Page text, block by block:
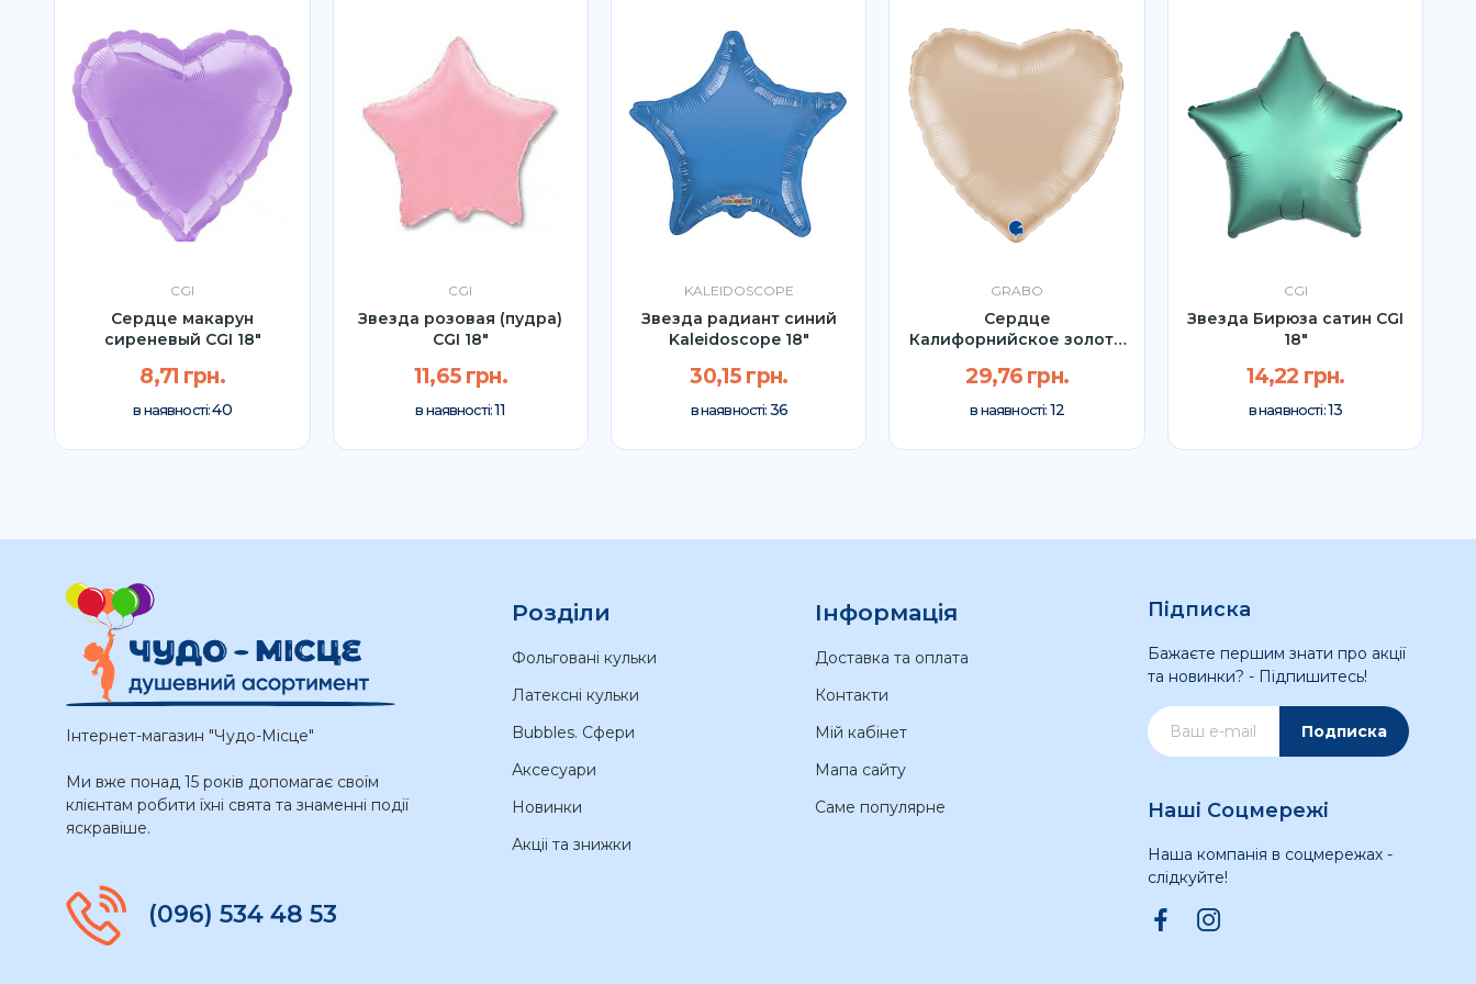
CGI
Сердце макарун
сиреневый CGI 18"
8,71 грн.
в наявності:40
CGI
Звезда розовая (пудра)
CGI 18"
11,65 грн.
в наявності:11
KALEIDOSCOPE
Звезда радиант синий
Kaleidoscope 18"
30,15 грн.
в наявності: 36
GRABO
Сердце
Калифорнийское золото
29,76 грн.
в наявності: 12
CGI
Звезда Бирюза сатин CGI
18"
14,22 грн.
в наявності:13
Інтернет-магазин "Чудо-Місце"
Ми вже понад 15 років допомагає своїм
клієнтам робити їхні свята та знаменні події
яскравіше.
(096) 534 48 53
Розділи
Фольговані кульки
Латексні кульки
Bubbles. Сфери
Аксесуари
Новинки
Акціі та знижки
Інформація
Доставка та оплата
Контакти
Мій кабінет
Мапа сайту
Саме популярне
Підписка
Бажаєте першим знати про акції
та новинки? - Підпишитесь!
Подписка
Наші Соцмережі
Наша компанія в соцмережах -
слідкуйте!